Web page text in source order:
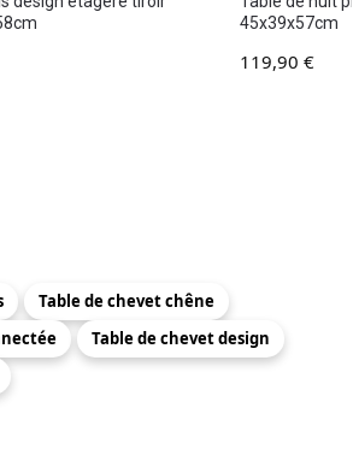
45x39x57cm
119,90 €
Table de chevet chêne
Table de chevet design